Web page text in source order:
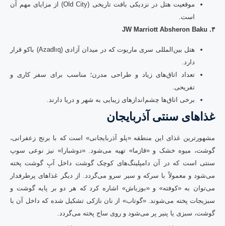
موقعیت هتل در نزدیکی بافت تاریخی (Old City) از مزایای مهم آن
است.
۳. JW Marriott Absheron Baku
هتل بین‌المللی سری ماریوت که در میدان آزادی (Azadlıq) باکو قرار
دارد.
تعداد اتاق‌های زیاد و طراحی مدرن؛ مناسب برای سفر کاری و
تفریحی.
برخی اتاق‌ها چشم‌اندازهای زیبایی به شهر و دریا دارند.
غذاهای سنتی آذربایجان
مشهورترین غذای این منطقه «پلو آذربایجانی» است که با برنج زعفرانی،
گوشت، میوه خشک و «قازما» تهیه می‌شود. «دوشبارا» نیز نوعی سوپ
سنتی است که در آن دامپلینگ‌های کوچک گوشت داخل آبِ گوشت پخته
می‌شود و معمولاً با سرکه و سیر سرو می‌گردد. از دیگر غذاهای پرطرفدار
می‌توان به «کوفته» و «بوزباش» اشاره کرد که هر دو بر پایه گوشت و
سبزیجات پخته می‌شوند. «گوتاب» از نان نازکی تشکیل شده که داخل آن با
گوشت، سبزی یا پنیر پر می‌شود و روی ساج پخته می‌گردد.